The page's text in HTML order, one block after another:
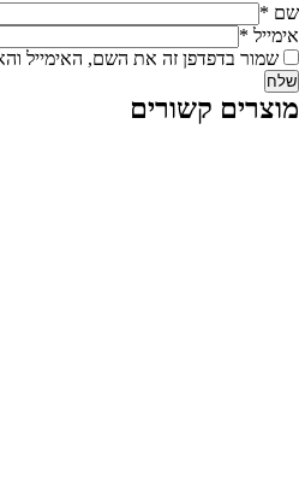
שם *
אימייל *
שמור בדפדפן זה את השם, האימייל
מוצרים קשורים